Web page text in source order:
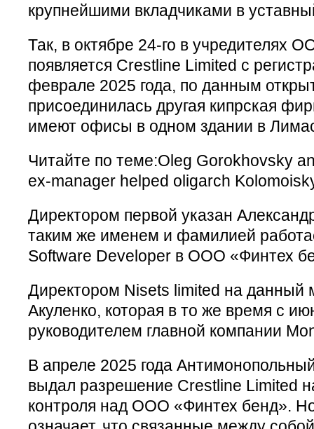
крупнейшими вкладчиками в
Так, в октябре 24-го в учредителях
появляется Crestline Limited с
феврале 2025 года, по данным
присоединилась другая кипрская
имеют офисы в одном здании в
Читайте по теме:Oleg Gorokhovsky
ex-manager helped oligarch
Директором первой указан
таким же именем и фамилией
Software Developer в ООО «Финтех
Директором Nisets limited на данный
Акуленко, которая в то же время с
руководителем главной компании
В апреле 2025 года
выдал разрешение Crestline Limited
контроля над ООО «Финтех бенд».